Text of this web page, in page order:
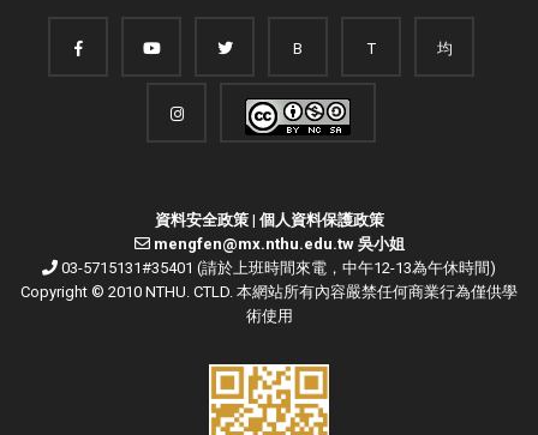
B T 均
資料安全政策| 個人資料保護政策
mengfen@mx.nthu.edu.tw 吳小姐
03-5715131#35401 (請於上班時間來電，中午12-13為午休時間)
Copyright © 2010 NTHU. CTLD. 本網站所有內容嚴禁任何商業行為僅供學
術使用